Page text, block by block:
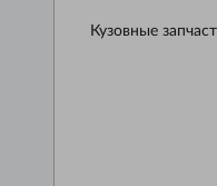
Кузовные